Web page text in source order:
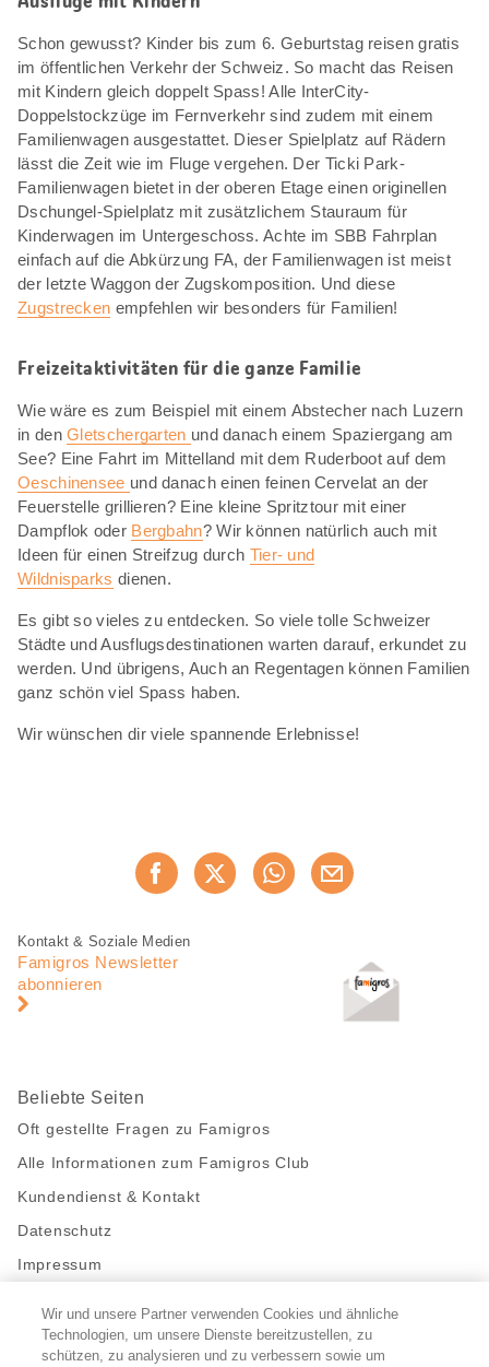
Schon gewusst? Kinder bis zum 6. Geburtstag reisen gratis
im öffentlichen Verkehr der Schweiz. So macht das Reisen
mit Kindern gleich doppelt Spass! Alle InterCity-
Doppelstockzüge im Fernverkehr sind zudem mit einem
Familienwagen ausgestattet. Dieser Spielplatz auf Rädern
lässt die Zeit wie im Fluge vergehen. Der Ticki Park-
Familienwagen bietet in der oberen Etage einen originellen
Dschungel-Spielplatz mit zusätzlichem Stauraum für
Kinderwagen im Untergeschoss. Achte im SBB Fahrplan
einfach auf die Abkürzung FA, der Familienwagen ist meist
der letzte Waggon der Zugskomposition. Und diese
Zugstrecken empfehlen wir besonders für Familien!
Freizeitaktivitäten für die ganze Familie
Wie wäre es zum Beispiel mit einem Abstecher nach Luzern
in denGletschergarten und danach einem Spaziergang am
See? Eine Fahrt im Mittelland mit dem Ruderboot auf dem
Oeschinensee und danach einen feinen Cervelat an der
Feuerstelle grillieren? Eine kleine Spritztour mit einer
Dampflok oder Bergbahn? Wir können natürlich auch mit
Ideen für einen Streifzug durch Tier- und
Wildnisparks dienen.
Es gibt so vieles zu entdecken. So viele tolle Schweizer
Städte und Ausflugsdestinationen warten darauf, erkundet zu
werden. Und übrigens, Auch an Regentagen können Familien
ganz schön viel Spass haben.
Wir wünschen dir viele spannende Erlebnisse!
Jetzt weiterempfehlen
Fusszeile
Fusszeile
Navigation
Kontakt & Soziale Medien
Famigros Newsletter
abonnieren
Beliebte Seiten
Oft gestellte Fragen zu Famigros
Alle Informationen zum Famigros Club
Kundendienst & Kontakt
Datenschutz
Impressum
Bleibe mit uns in Kontakt
Facebook
https://twitter.com/migros
https://www.youtube.com/user/
PinterestInstagram
Wir und unsere Partner verwenden Cookies und ähnliche
Technologien, um unsere Dienste bereitzustellen, zu
schützen, zu analysieren und zu verbessern sowie um